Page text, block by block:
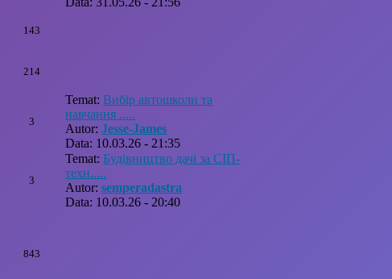
143
214
3
Temat:Вибір автошколи та
навчання .....
Autor:Jesse-James
Data: 10.03.26 - 21:35
3
Temat: Будівництво дачі за СІП-
техн.....
Autor:semperadastra
Data: 10.03.26 - 20:40
843